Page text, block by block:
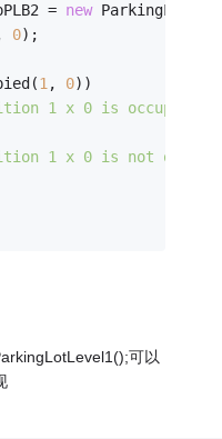
=
new
0);
1, 0))
1 x 0 is occupied!"
1 x 0 is not
可以